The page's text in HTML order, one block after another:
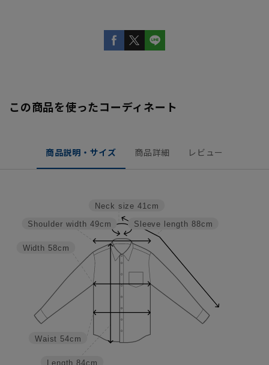
この商品を使ったコーディネート
商品説明・サイズ 商品詳細 レビュー
Sleeve length 88cm
Neck size 41cm
Length 84cm
Waist 54cm
Width 58cm
Shoulder width 49cm